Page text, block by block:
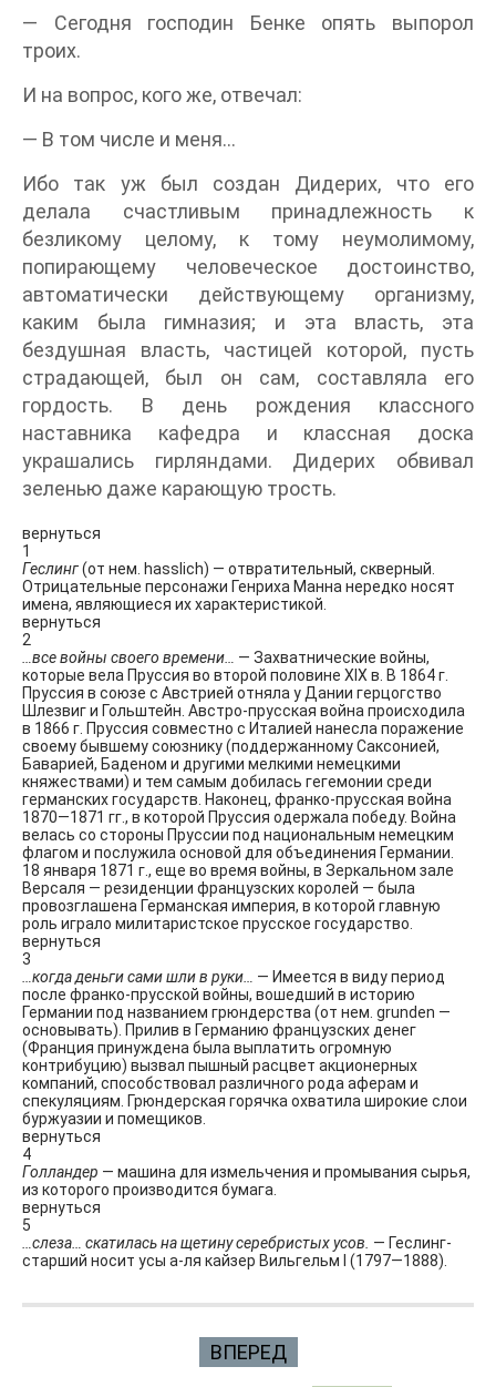
— Сегодня господин Бенке опять выпорол
троих.
И на вопрос, кого же, отвечал:
— В том числе и меня…
Ибо так уж был создан Дидерих, что его
делала счастливым принадлежность к
безликому целому, к тому неумолимому,
попирающему человеческое достоинство,
автоматически действующему организму,
каким была гимназия; и эта власть, эта
бездушная власть, частицей которой, пусть
страдающей, был он сам, составляла его
гордость. В день рождения классного
наставника кафедра и классная доска
украшались гирляндами. Дидерих обвивал
зеленью даже карающую трость.
вернуться
1
Геслинг(от нем. hasslich) — отвратительный, скверный.
Отрицательные персонажи Генриха Манна нередко носят
имена, являющиеся их характеристикой.
вернуться
2
…все войны своего времени… — Захватнические войны,
которые вела Пруссия во второй половине XIX в. В 1864 г.
Пруссия в союзе с Австрией отняла у Дании герцогство
Шлезвиг и Гольштейн. Австро-прусская война происходила
в 1866 г. Пруссия совместно с Италией нанесла поражение
своему бывшему союзнику (поддержанному Саксонией,
Баварией, Баденом и другими мелкими немецкими
княжествами) и тем самым добилась гегемонии среди
германских государств. Наконец, франко-прусская война
1870—1871 гг., в которой Пруссия одержала победу. Война
велась со стороны Пруссии под национальным немецким
флагом и послужила основой для объединения Германии.
18 января 1871 г., еще во время войны, в Зеркальном зале
Версаля — резиденции французских королей — была
провозглашена Германская империя, в которой главную
роль играло милитаристское прусское государство.
вернуться
3
…когда деньги сами шли в руки… — Имеется в виду период
после франко-прусской войны, вошедший в историю
Германии под названием грюндерства (от нем. grunden —
основывать). Прилив в Германию французских денег
(Франция принуждена была выплатить огромную
контрибуцию) вызвал пышный расцвет акционерных
компаний, способствовал различного рода аферам и
спекуляциям. Грюндерская горячка охватила широкие слои
буржуазии и помещиков.
вернуться
4
Голландер — машина для измельчения и промывания сырья,
из которого производится бумага.
вернуться
5
…слеза… скатилась на щетину серебристых усов. — Геслинг-
старший носит усы а-ля кайзер Вильгельм I (1797—1888).
ВПЕРЕД